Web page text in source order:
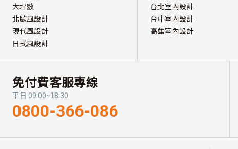
大坪數
北歐風設計
現代風設計
日式風設計
台北室內設計
台中室內設計
高雄室內設計
免付費客服專線
平日 09:00~18:30
0800-366-086